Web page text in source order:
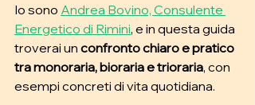
Io sono Andrea Bovino, Consulente
Energetico di Rimini, e in questa guida
troverai un confronto chiaro e pratico
tra monoraria, bioraria e trioraria, con
esempi concreti di vita quotidiana.